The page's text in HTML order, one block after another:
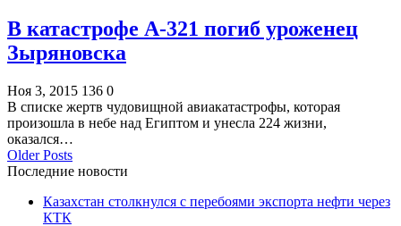
В катастрофе А-321 погиб уроженец
Зыряновска
Ноя 3, 2015 136 0
В списке жертв чудовищной авиакатастрофы, которая
произошла в небе над Египтом и унесла 224 жизни,
оказался…
Older Posts
Последние новости
Казахстан столкнулся с перебоями экспорта нефти через
КТК